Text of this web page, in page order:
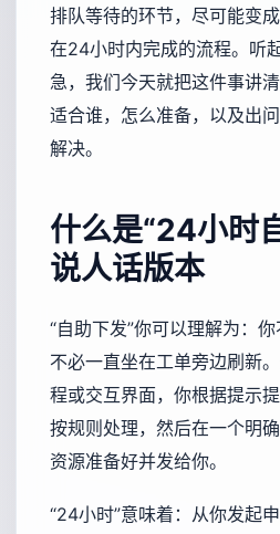
排队等待的环节，尽可能变
在24小时内完成的流程。听
急，我们今天就把这件事讲
适合谁，怎么准备，以及出
解决。
什么是“24小时
说人话版本
“自助下发”你可以理解为：
不必一直坐在工单旁边刷新
程或交互界面，你根据提示
按规则处理，然后在一个明
资源准备好并发给你。
“24小时”意味着：从你发起